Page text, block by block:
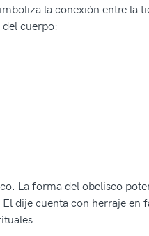
la conexión entre la
cuerpo:
La forma del obelisco
dije cuenta con herraje en